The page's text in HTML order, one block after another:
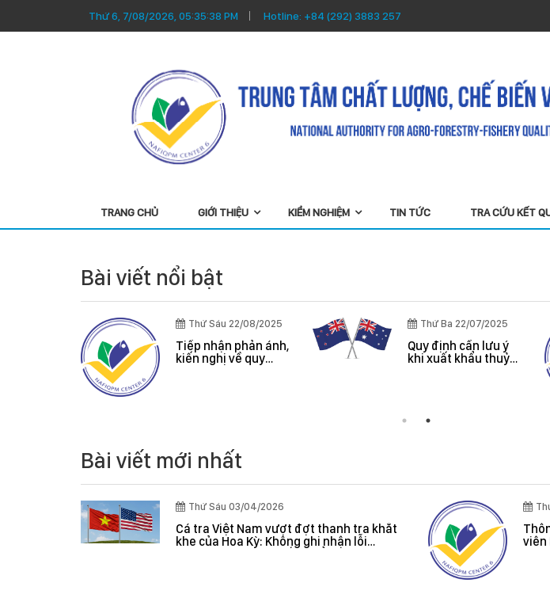
Thứ 6, 7/08/2026, 05:35:39 PM Hotline: +84 (292) 3883 257
TRANG CHỦ GIỚI THIỆU KIỂM NGHIỆM TIN TỨC TRA CỨU KẾT
Bài viết nổi bật
Thứ Sáu 22/08/2025
Tiếp nhận phản ánh,
kiến nghị về quy
Thứ Ba 22/07/2025
Quy định cần lưu ý
khi xuất khẩu thuỷ
Bài viết mới nhất
Thứ Sáu 03/04/2026
Cá tra Việt Nam vượt đợt thanh tra khắt
khe của Hoa Kỳ: Không ghi nhận lỗi
viên